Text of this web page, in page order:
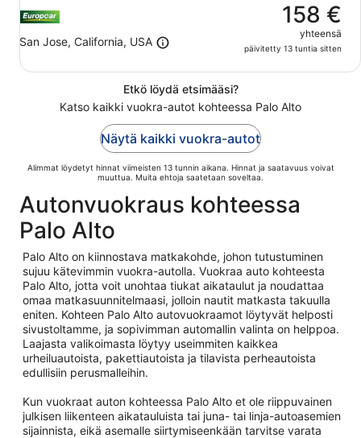
San Jose, California, USA
158 €
yhteensä
päivitetty 13 tuntia sitten
Etkö löydä etsimääsi?
Katso kaikki vuokra-autot kohteessa Palo Alto
Näytä kaikki vuokra-autot
Alimmat löydetyt hinnat viimeisten 13 tunnin aikana. Hinnat ja saatavuus voivat
muuttua. Muita ehtoja saatetaan soveltaa.
Autonvuokraus kohteessa
Palo Alto
Palo Alto on kiinnostava matkakohde, johon tutustuminen
sujuu kätevimmin vuokra-autolla. Vuokraa auto kohteesta
Palo Alto, jotta voit unohtaa tiukat aikataulut ja noudattaa
omaa matkasuunnitelmaasi, jolloin nautit matkasta takuulla
eniten. Kohteen Palo Alto autovuokraamot löytyvät helposti
sivustoltamme, ja sopivimman automallin valinta on helppoa.
Laajasta valikoimasta löytyy useimmiten kaikkea
urheiluautoista, pakettiautoista ja tilavista perheautoista
edullisiin perusmalleihin.
Kun vuokraat auton kohteessa Palo Alto et ole riippuvainen
julkisen liikenteen aikatauluista tai juna- tai linja-autoasemien
sijainnista, eikä asemalle siirtymiseenkään tarvitse varata